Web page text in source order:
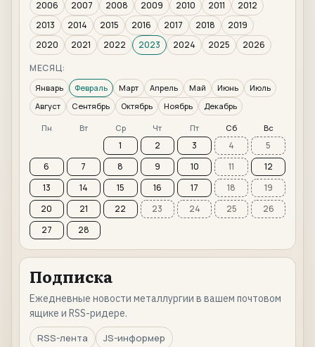
2006
2007 2008 2009 2010 2011
2012
2013
2014 2015 2016 2017 2018
2019
2020
2021 2022 2023 2024 2025
2026
МЕСЯЦ:
Январь Февраль Март Апрель Май Июнь
Июль
Август
Сентябрь Октябрь Ноябрь Декабрь
Пн Вт Ср Чт Пт Сб Вс
1 2 3 4
5
6
7 8 9 10 11
12
13
14 15 16 17 18
19
20
21 22 23 24 25
26
27
28
Подписка
Ежедневные новости металлургии в вашем почтовом
ящике и RSS-ридере.
RSS-лента
JS-информер